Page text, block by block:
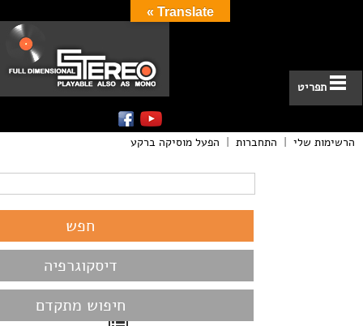
תפריט
הרשימות שלי | התחברות | הפעל מוסיקה ברקע
דיסקוגרפיה
חיפוש מתקדם
Translate »